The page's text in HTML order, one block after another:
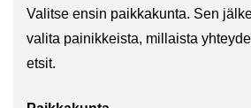
Va­lit­se ensin paik­ka­kun­ta. Sen
va­li­ta pai­nik­keis­ta, mil­lais­ta
etsit.